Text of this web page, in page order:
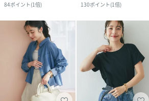
84ポイント(1倍)
130ポイント(1倍)